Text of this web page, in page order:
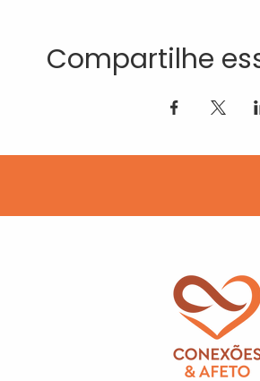
Compartilhe